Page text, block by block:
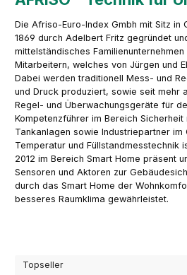
Die Afriso-Euro-Index Gmbh mit Sitz in
1869 durch Adelbert Fritz gegründet
mittelständisches
Mitarbeitern, welches von Jürgen und
Dabei werden traditionell Mess- und
und Druck produziert, sowie seit mehr
Regel- und Überwachungsgeräte für
Kompetenzführer im Bereich Sicherheit
Tankanlagen sowie Industriepartner
Temperatur und Füllstandmesstechnik
2012 im Bereich Smart Home präsent
Sensoren und Aktoren zur
durch das Smart Home der
besseres Raumklima gewährleistet.